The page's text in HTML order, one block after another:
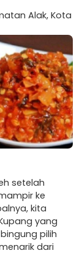
Alak, Kota
setelah
ke
kita
yang
pilih
dari